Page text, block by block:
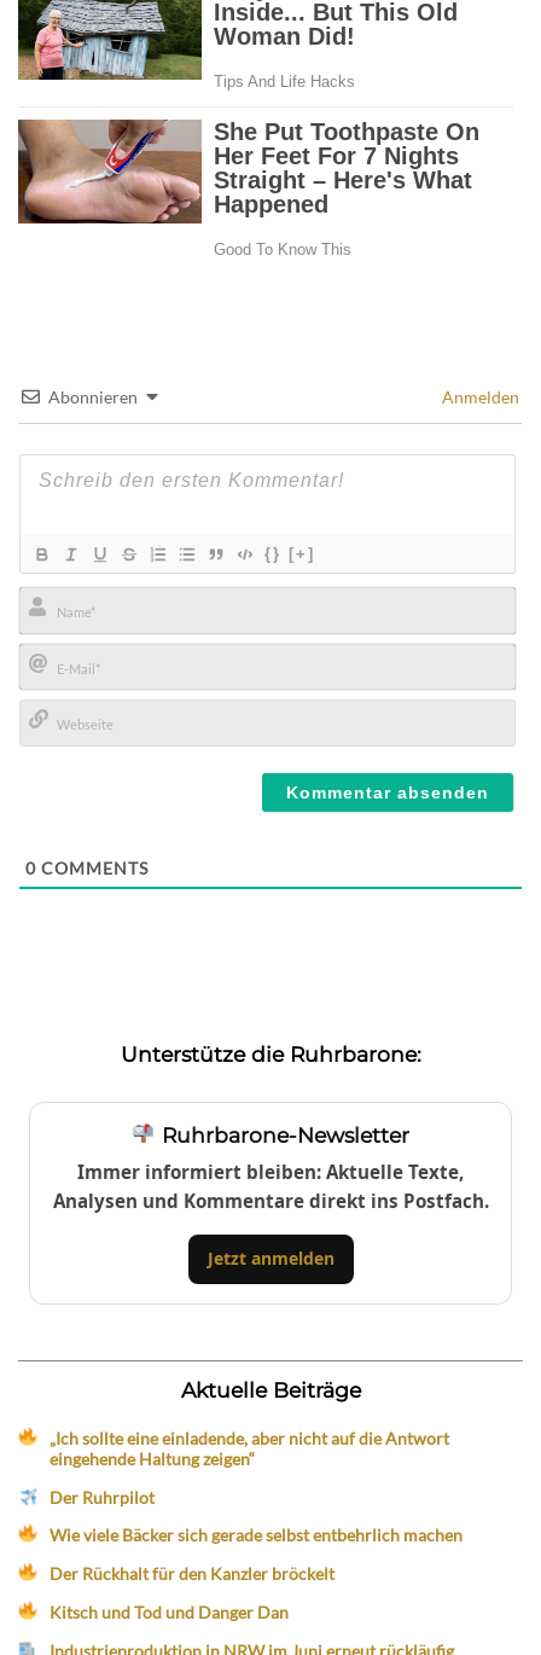
Abonnieren Anmelden
{} [+]
Name*
E-
Mail*
0 COMMENTS
Unterstütze die Ruhrbarone:
Ruhrbarone-Newsletter
Immer informiert bleiben: Aktuelle Texte,
Analysen und Kommentare direkt ins Postfach.
Jetzt anmelden
Aktuelle Beiträge
„Ich sollte eine einladende, aber nicht auf die Antwort
eingehende Haltung zeigen“
Der Ruhrpilot
Wie viele Bäcker sich gerade selbst entbehrlich machen
Der Rückhalt für den Kanzler bröckelt
Kitsch und Tod und Danger Dan
Industrieproduktion in NRW im Juni erneut rückläufig